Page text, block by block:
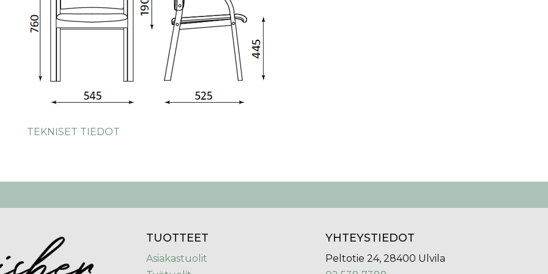
TEKNISET TIEDOT
TUOTTEET
Asiakastuolit
YHTEYSTIEDOT
Peltotie 24, 28400 Ulvila